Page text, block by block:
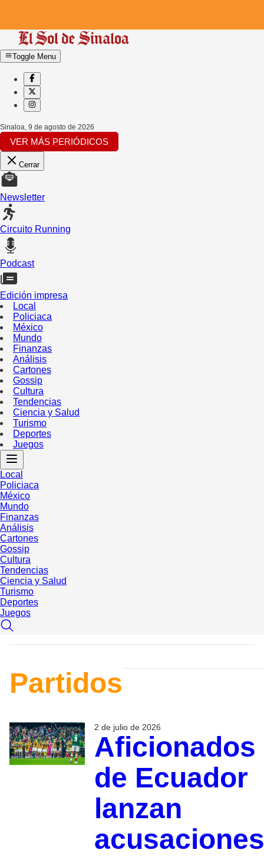
Toggle Menu
Sinaloa, 9 de agosto de 2026
VER MÁS PERIÓDICOS
Cerrar
Newsletter
Circuito Running
Podcast
Edición impresa
Local
Policiaca
México
Mundo
Finanzas
Análisis
Cartones
Gossip
Cultura
Tendencias
Ciencia y Salud
Turismo
Deportes
Juegos
Local
Policiaca
México
Mundo
Finanzas
Análisis
Cartones
Gossip
Cultura
Tendencias
Ciencia y Salud
Turismo
Deportes
Juegos
Partidos
2 de julio de 2026
Aficionados
de Ecuador
lanzan
acusaciones